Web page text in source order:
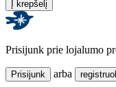
Į krepšelį
Prisijunk prie lojalumo
Prisijunk arba